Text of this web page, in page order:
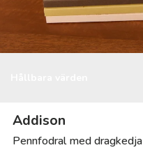
Addison
Pennfodral med dragkedja